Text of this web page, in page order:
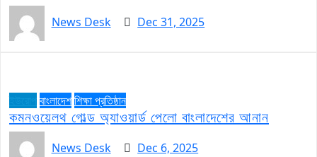
News Desk
Dec 31, 2025
বাংলাদেশশিক্ষা প্রতিষ্ঠান
কমনওয়েলথ গোল্ড অ্যাওয়ার্ড পেলো বাংলাদেশের আনান
News Desk
Dec 6, 2025